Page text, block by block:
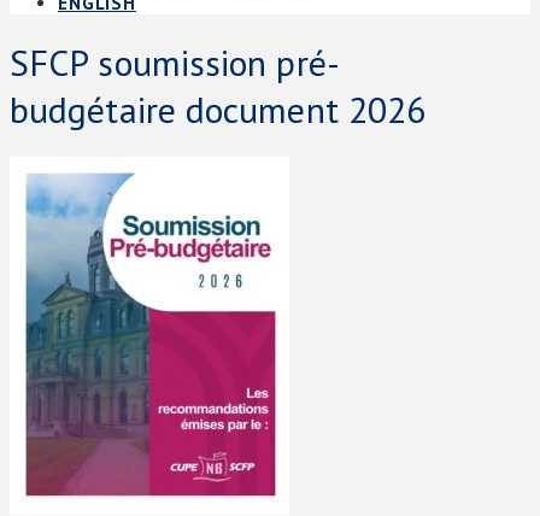
SFCP soumission pré-
budgétaire document 2026